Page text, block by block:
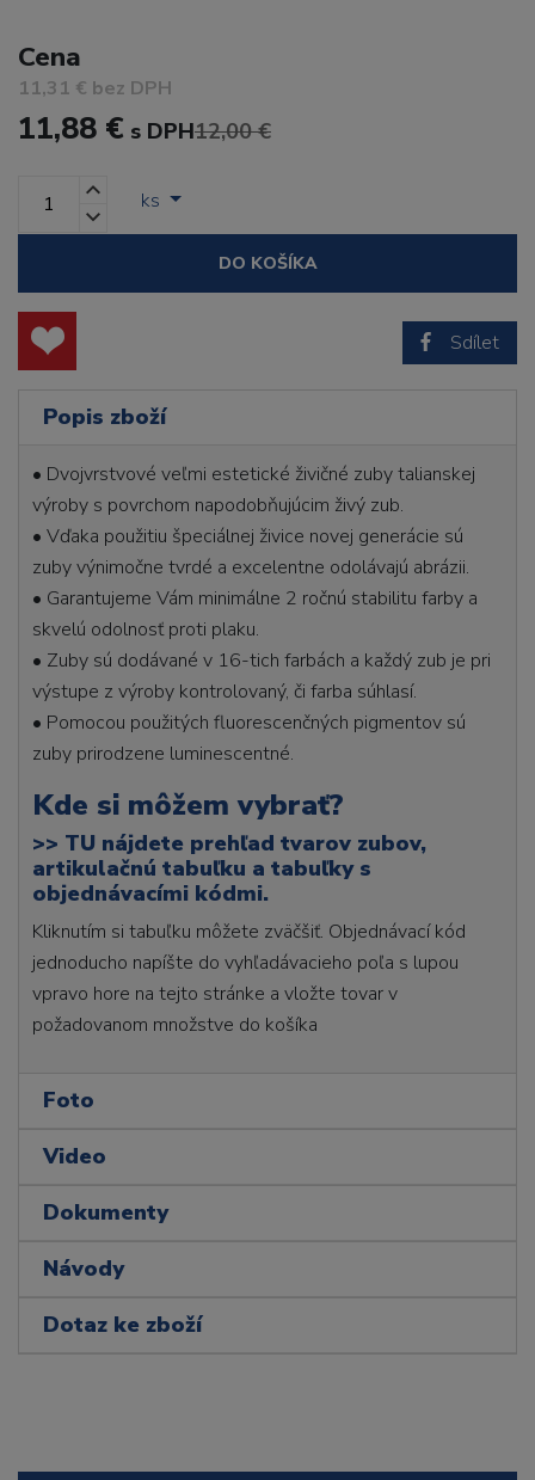
Cena
11,31 € bez DPH
11,88 € s DPH12,00 €
ks
DO KOŠÍKA
Sdílet
Popis zboží
• Dvojvrstvové veľmi estetické živičné zuby talianskej
výroby s povrchom napodobňujúcim živý zub.
• Vďaka použitiu špeciálnej živice novej generácie sú
zuby výnimočne tvrdé a excelentne odolávajú abrázii.
• Garantujeme Vám minimálne 2 ročnú stabilitu farby a
skvelú odolnosť proti plaku.
• Zuby sú dodávané v 16-tich farbách a každý zub je pri
výstupe z výroby kontrolovaný, či farba súhlasí.
• Pomocou použitých fluorescenčných pigmentov sú
zuby prirodzene luminescentné.
Kde si môžem vybrať?
>> TU nájdete prehľad tvarov zubov,
artikulačnú tabuľku a tabuľky s
objednávacími kódmi.
Kliknutím si tabuľku môžete zväčšiť. Objednávací kód
jednoducho napíšte do vyhľadávacieho poľa s lupou
vpravo hore na tejto stránke a vložte tovar v
požadovanom množstve do košíka
Foto
Video
Dokumenty
Návody
Dotaz ke zboží